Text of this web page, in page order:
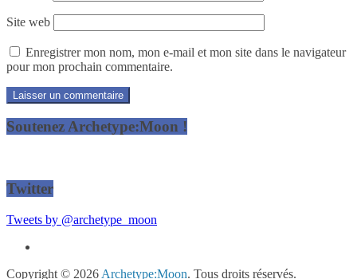
Site web
Enregistrer mon nom, mon e-mail et mon site dans le navigateur
pour mon prochain commentaire.
Soutenez Archetype:Moon !
Twitter
Tweets by @archetype_moon
Copyright © 2026 Archetype:Moon. Tous droits réservés.